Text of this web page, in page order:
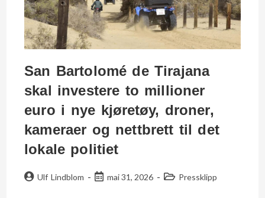
San Bartolomé de Tirajana
skal investere to millioner
euro i nye kjøretøy, droner,
kameraer og nettbrett til det
lokale politiet
Ulf Lindblom mai 31, 2026 Pressklipp